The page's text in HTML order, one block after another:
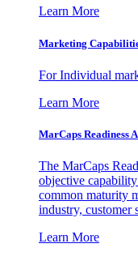
Learn More
Marketing
For Individual
Learn More
MarCaps Readiness
The MarCaps
objective
common maturity
industry, customer
Learn More